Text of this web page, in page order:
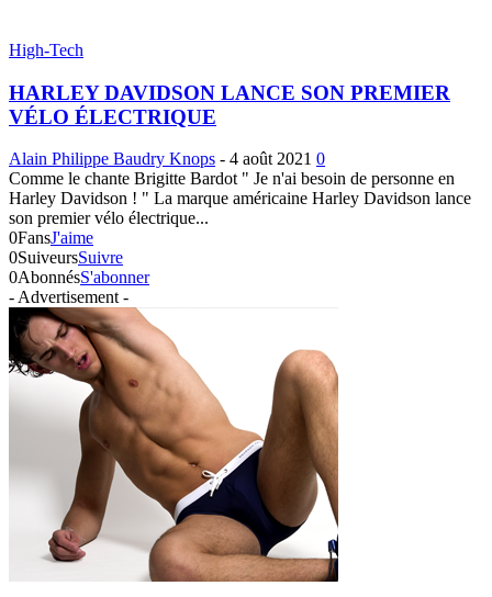
High-Tech
HARLEY DAVIDSON LANCE SON PREMIER
VÉLO ÉLECTRIQUE
Alain Philippe Baudry Knops - 4 août 2021 0
Comme le chante Brigitte Bardot " Je n'ai besoin de personne en
Harley Davidson ! " La marque américaine Harley Davidson lance
son premier vélo électrique...
0FansJ'aime
0SuiveursSuivre
0AbonnésS'abonner
- Advertisement -